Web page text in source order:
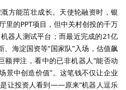
方能茁壮成长。天使轮融资时，银
里的PPT项目，但中关村创投的千万
器人测试平台；而最近完成的21亿
海淀国资等“国家队”入场，估值飙
额押注，看中的已非机器人“能否动
景中创造价值”。这笔钱不仅让企业
让投资人看到——原来“机器人逗乐